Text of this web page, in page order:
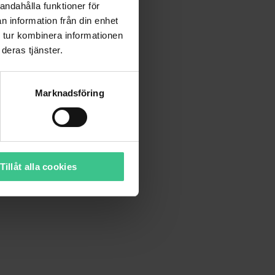
funktioner för
information från din enhet
kombinera informationen
tjänster.
Marknadsföring
Tillåt alla cookies